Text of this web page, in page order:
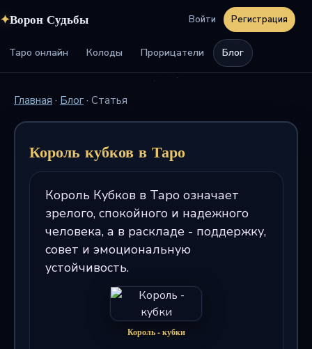
✦Ворон Судьбы
Таро онлайн Колоды Прорицатели Блог
Войти Регистрация
Главная · Блог · Статья
Король кубков в Таро
Король Кубков в Таро означает
зрелого, спокойного и надежного
человека, а в раскладе - поддержку,
совет и эмоциональную
устойчивость.
Король - кубки